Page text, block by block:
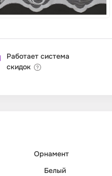
Работает система
скидок
Орнамент
Белый